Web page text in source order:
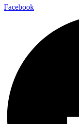
Facebook